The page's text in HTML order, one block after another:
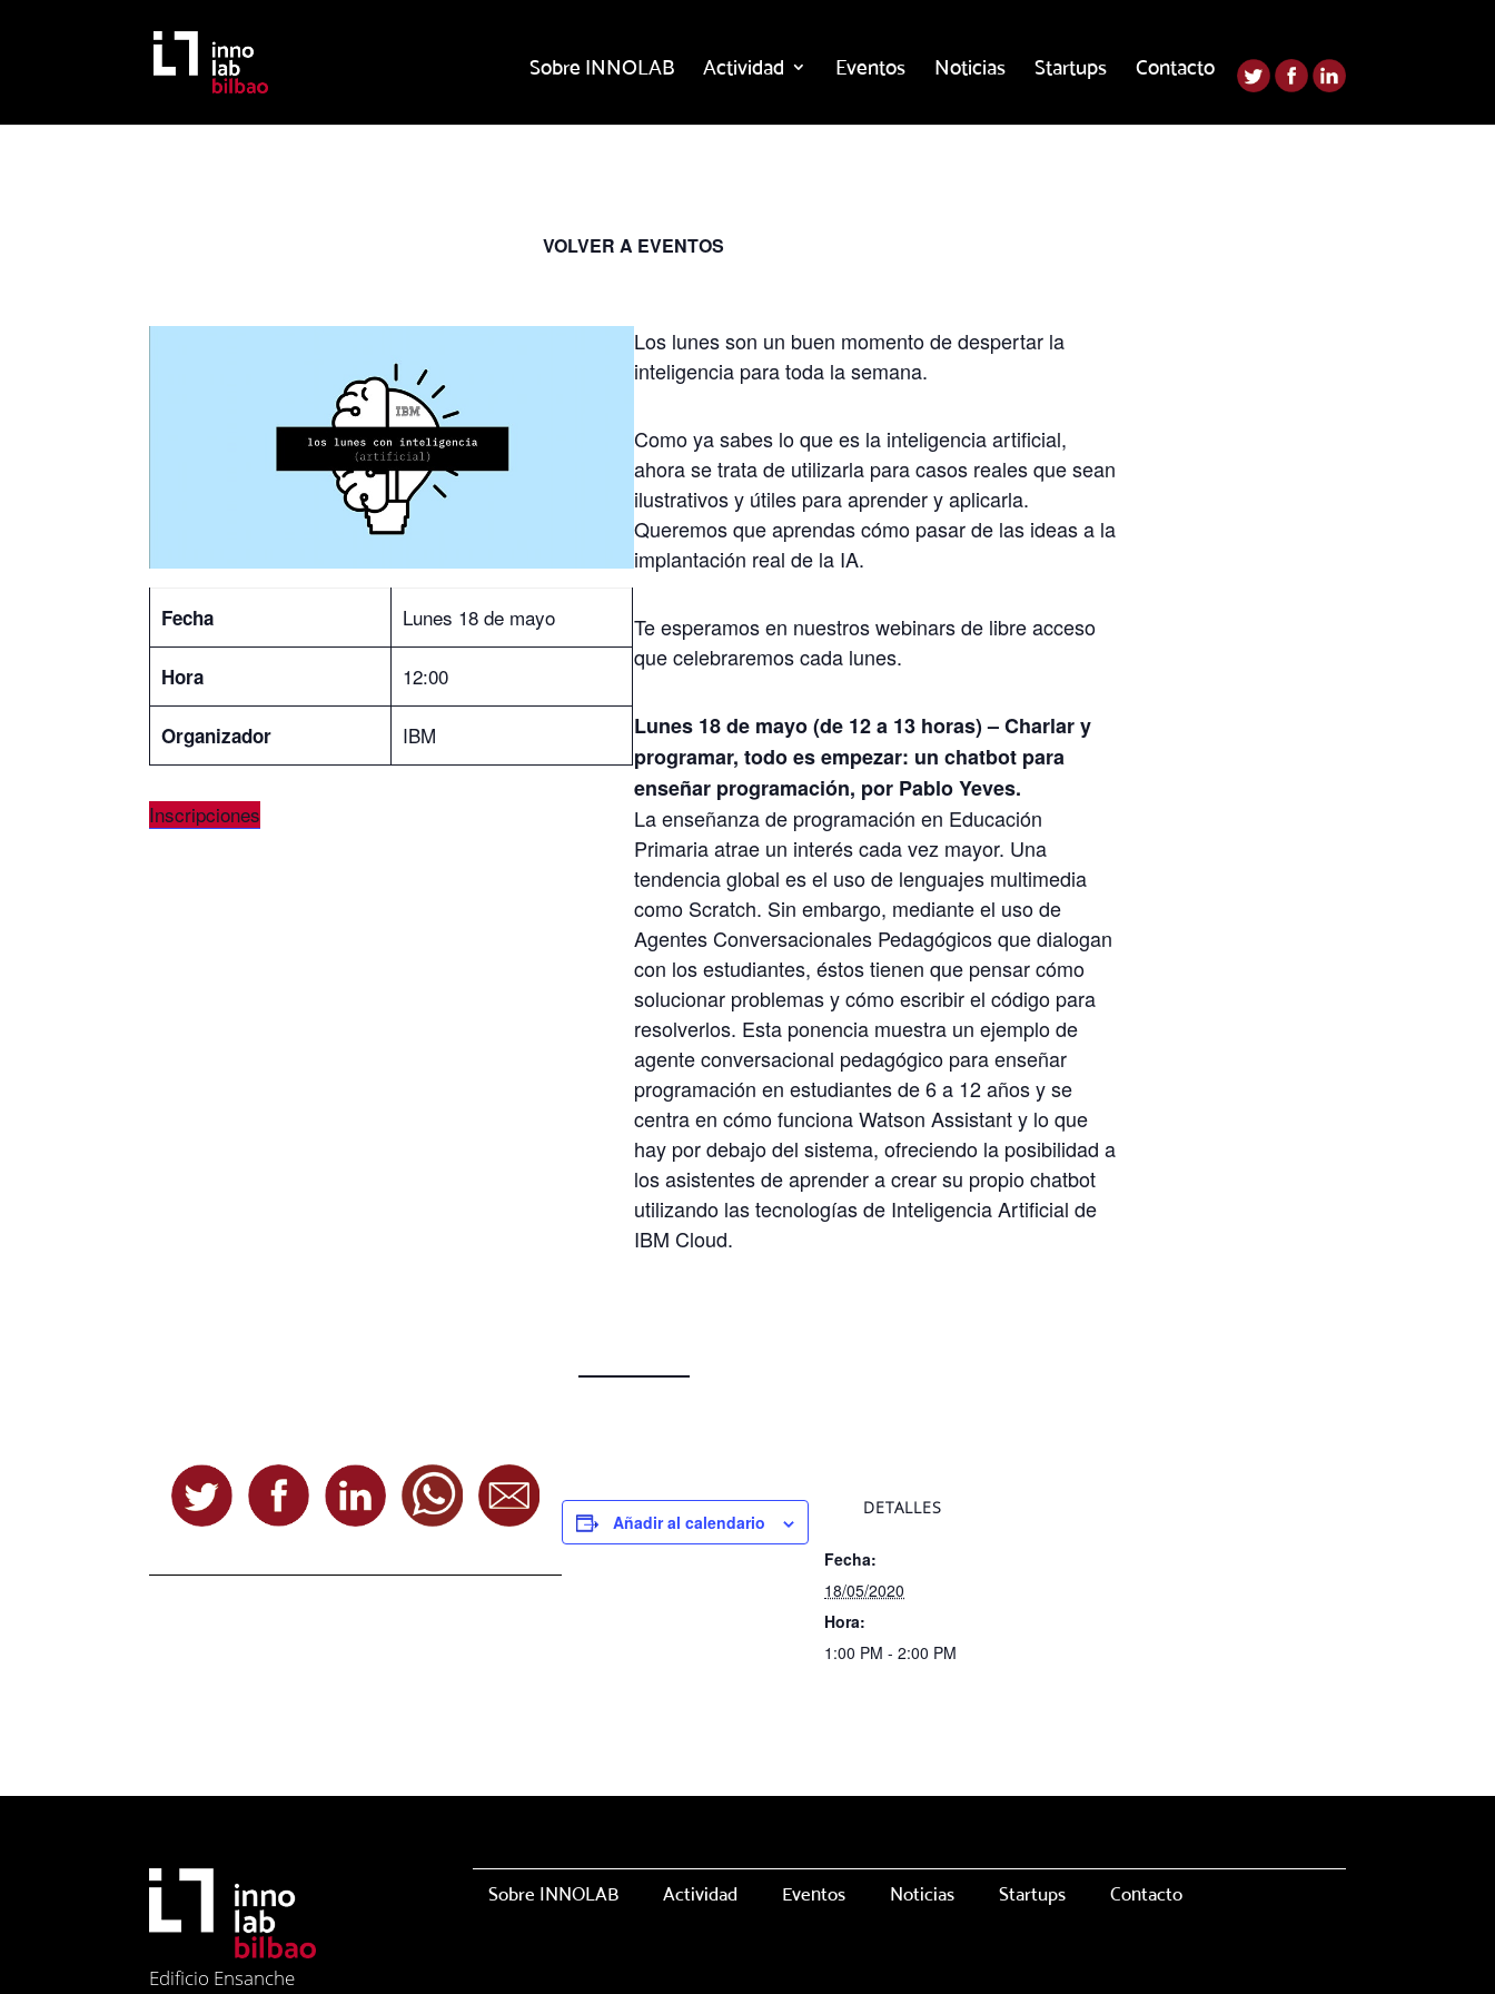
Sobre INNOLAB Actividad Eventos Noticias Startups Contacto
VOLVER A EVENTOS
Fecha Lunes 18 de mayo
Hora 12:00
Organizador IBM
Inscripciones
Los lunes son un buen momento de despertar la
inteligencia para toda la semana.
Como ya sabes lo que es la inteligencia artificial,
ahora se trata de utilizarla para casos reales que sean
ilustrativos y útiles para aprender y aplicarla.
Queremos que aprendas cómo pasar de las ideas a la
implantación real de la IA.
Te esperamos en nuestros webinars de libre acceso
que celebraremos cada lunes.
Lunes 18 de mayo (de 12 a 13 horas) – Charlar y
programar, todo es empezar: un chatbot para
enseñar programación, por Pablo Yeves.
La enseñanza de programación en Educación
Primaria atrae un interés cada vez mayor. Una
tendencia global es el uso de lenguajes multimedia
como Scratch. Sin embargo, mediante el uso de
Agentes Conversacionales Pedagógicos que dialogan
con los estudiantes, éstos tienen que pensar cómo
solucionar problemas y cómo escribir el código para
resolverlos. Esta ponencia muestra un ejemplo de
agente conversacional pedagógico para enseñar
programación en estudiantes de 6 a 12 años y se
centra en cómo funciona Watson Assistant y lo que
hay por debajo del sistema, ofreciendo la posibilidad a
los asistentes de aprender a crear su propio chatbot
utilizando las tecnologías de Inteligencia Artificial de
IBM Cloud.
Añadir al calendario
DETALLES
Fecha:
18/05/2020
Hora:
1:00 PM - 2:00 PM
Edificio Ensanche
Sobre INNOLAB Actividad Eventos Noticias Startups Contacto